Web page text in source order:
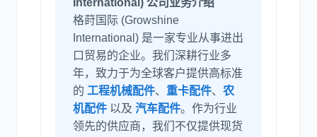
尼桑
International) 公司业务介绍
格莳国际 (Growshine
International) 是一家专业从事进出
口贸易的企业。我们深耕行业多
年，致力于为全球客户提供高标准
的 工程机械配件、 重卡配件、 农
机配件 以及 汽车配件。作为行业
领先的供应商，我们不仅提供现货